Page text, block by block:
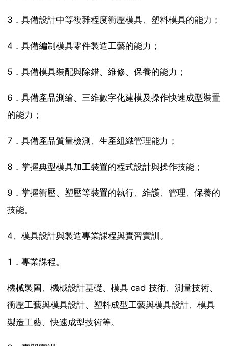
3．具備設計中等複雜程度衝壓模具、塑料模具的能力；
4．具備編制模具零件製造工藝的能力；
5．具備模具裝配與除錯、維修、保養的能力；
6．具備產品測繪、三維數字化建模及操作快速成型裝置
的能力；
7．具備產品質量檢測、生產組織管理能力；
8．掌握典型模具加工裝置的程式設計與操作技能；
9．掌握衝壓、塑壓等裝置的執行、維護、管理、保養的
技能。
4、模具設計與製造專業課程與實習實訓。
1．專業課程。
機械製圖、機械設計基礎、模具 cad 技術、測量技術、
衝壓工藝與模具設計、塑料成型工藝與模具設計、模具
製造工藝、快速成型技術等。